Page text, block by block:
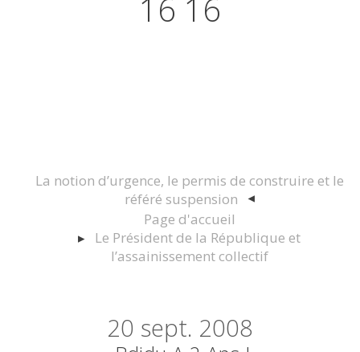
16 16
La notion d’urgence, le permis de construire et le
référé suspension
Page d'accueil
Le Président de la République et
l’assainissement collectif
20 sept. 2008